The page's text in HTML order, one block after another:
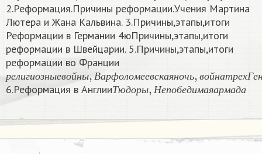
2.Реформация.Причины реформации.Учения Мартина
Лютера и Жана Кальвина. 3.Причины,этапы,итоги
Реформации в Германии 4юПричины,этапы,итоги
реформации в Швейцарии. 5.Причины,этапы,итоги
реформации во Франции
р ел и г и о з н ые в о й н ы Варф ол омеевскаян о ч ь в о йнатрехГе
религиозн ые войны,В
6.Реформация в Англии Т ю д о р ы Неп о бе д имаяарма да
Тюдоры,Непобедимаяарма